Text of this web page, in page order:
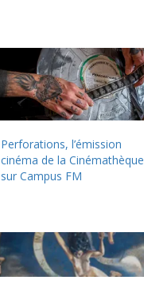
Perforations, l’émission
cinéma de la Cinémathèque
sur Campus FM